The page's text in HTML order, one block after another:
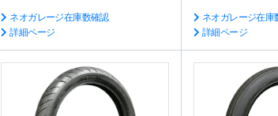
ネオガレージ在庫数確認
詳細ページ
ネオガレージ在庫
詳細ページ